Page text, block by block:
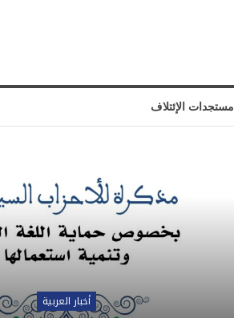
مستجدات الإئتلاف
أخبار العربية